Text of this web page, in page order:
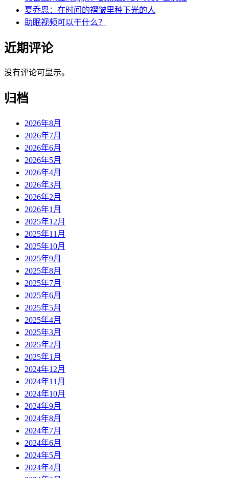
夏乔恩：在时间的褶皱里种下光的人
助眠视频可以干什么？
近期评论
没有评论可显示。
归档
2026年8月
2026年7月
2026年6月
2026年5月
2026年4月
2026年3月
2026年2月
2026年1月
2025年12月
2025年11月
2025年10月
2025年9月
2025年8月
2025年7月
2025年6月
2025年5月
2025年4月
2025年3月
2025年2月
2025年1月
2024年12月
2024年11月
2024年10月
2024年9月
2024年8月
2024年7月
2024年6月
2024年5月
2024年4月